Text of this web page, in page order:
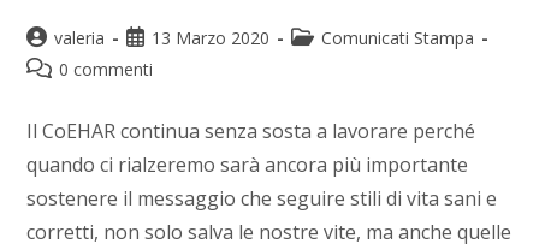
valeria 13 Marzo 2020
Comunicati Stampa
0 commenti
Il CoEHAR continua senza sosta a lavorare perché
quando ci rialzeremo sarà ancora più importante
sostenere il messaggio che seguire stili di vita sani e
corretti, non solo salva le nostre vite, ma anche quelle